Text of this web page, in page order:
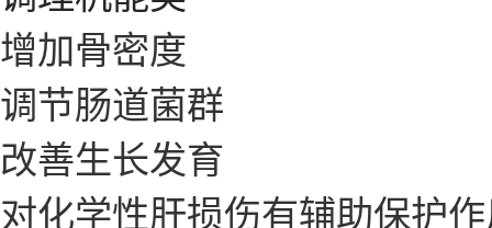
增加骨密度
调节肠道菌群
改善生长发育
对化学性肝损伤有辅助保护